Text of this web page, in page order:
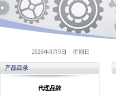
2026年8月9日 星期日
产品目录
代理品牌